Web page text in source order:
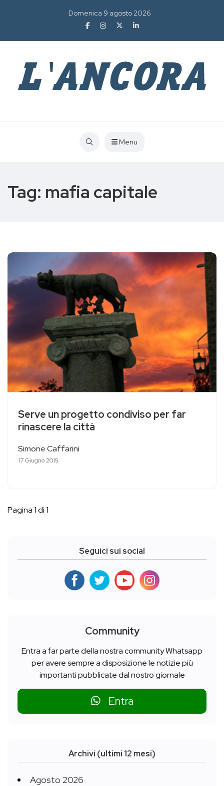
Domenica 9 agosto 2026
Menu
Tag: mafia capitale
Serve un progetto condiviso per far
rinascere la città
Simone Caffarini
17 Giugno 2015
Pagina 1 di 1
Seguici sui social
Community
Entra a far parte della nostra community Whatsapp
per avere sempre a disposizione le notizie più
importanti pubblicate dal nostro giornale
Entra
Archivi (ultimi 12 mesi)
Agosto 2026